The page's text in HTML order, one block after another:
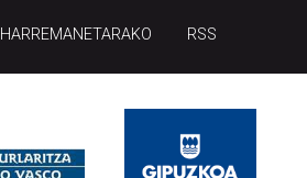
HARREMANETARAKO RSS